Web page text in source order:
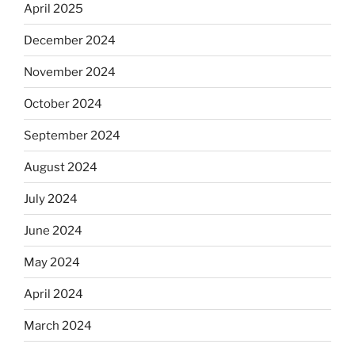
April 2025
December 2024
November 2024
October 2024
September 2024
August 2024
July 2024
June 2024
May 2024
April 2024
March 2024